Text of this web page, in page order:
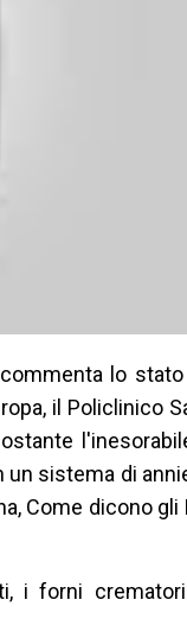
lo stato
il Policlinico
un sistema di
Come dicono gli
i forni